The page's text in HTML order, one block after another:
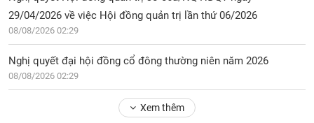
29/04/2026 về việc Hội đồng quản trị lần thứ 06/2026
08/08/2026 02:29
Nghị quyết đại hội đồng cổ đông thường niên năm 2026
08/08/2026 02:29
Xem thêm